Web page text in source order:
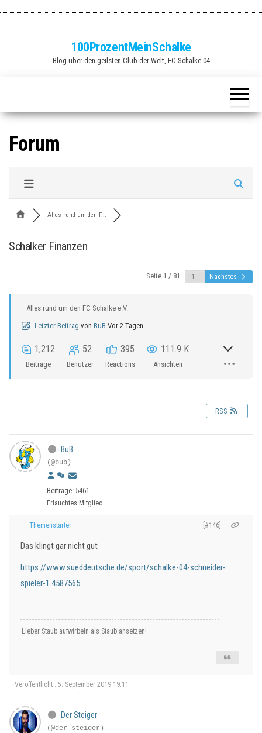
100ProzentMeinSchalke
Blog über den geilsten Club der Welt, FC Schalke 04
Forum
Alles rund um den F...
Schalker Finanzen
Seite 1 / 81 Nächstes
Alles rund um den FC Schalke e.V.
Letzter Beitrag von BuB Vor 2 Tagen
1,212
Beiträge
52
Benutzer
395
Reactions
111.9 K
Ansichten
RSS
BuB
(@bub)
Beiträge: 5461
Erlauchtes Mitglied
Themenstarter [#146]
Das klingt gar nicht gut
https://www.sueddeutsche.de/sport/schalke-04-schneider-
spieler-1.4587565
Lieber Staub aufwirbeln als Staub ansetzen!
Veröffentlicht : 5. September 2019 19:11
Der Steiger
(@der-steiger)